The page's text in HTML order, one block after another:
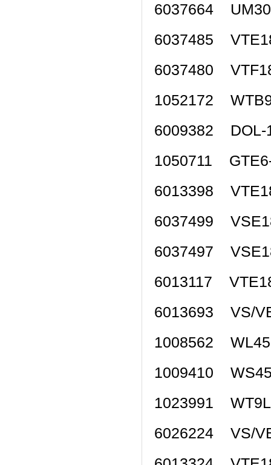
6037664
6037485
6037480
1052172
6009382
1050711
6013398
6037499
6037497
6013117
6013693 VS/
1008562
1009410
1023991
6026224 VS/